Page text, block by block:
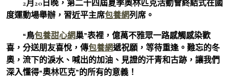
2月20日晚，第二十四屆夏季奧林匹克活動會終結式在國
度運動場舉辦，習近平主席包養網列席。
“鳥包養甜心網巢”表裡，億萬不雅眾一路感觸感染歡
喜，分送朋友喜悅，傳包養網遞祝願，等待重逢。難忘的冬
奧，流下的淚水、喊出的加油、見證的汗青和古跡，讓我們
深入懂得“奧林匹克”的所有的意義！